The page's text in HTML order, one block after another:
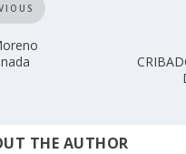
THE AUTHOR